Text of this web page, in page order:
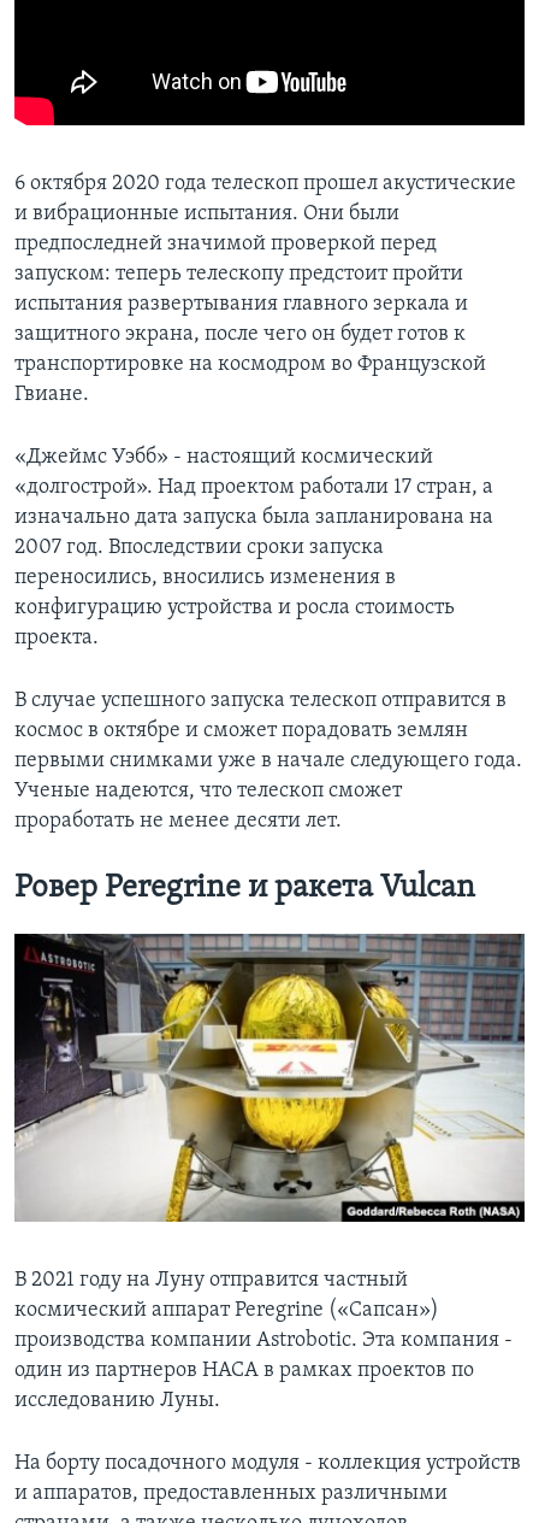
6 октября 2020 года телескоп прошел акустические
и вибрационные испытания. Они были
предпоследней значимой проверкой перед
запуском: теперь телескопу предстоит пройти
испытания развертывания главного зеркала и
защитного экрана, после чего он будет готов к
транспортировке на космодром во Французской
Гвиане.
«Джеймс Уэбб» - настоящий космический
«долгострой». Над проектом работали 17 стран, а
изначально дата запуска была запланирована на
2007 год. Впоследствии сроки запуска
переносились, вносились изменения в
конфигурацию устройства и росла стоимость
проекта.
В случае успешного запуска телескоп отправится в
космос в октябре и сможет порадовать землян
первыми снимками уже в начале следующего года.
Ученые надеются, что телескоп сможет
проработать не менее десяти лет.
Ровер Peregrine и ракета Vulcan
В 2021 году на Луну отправится частный
космический аппарат Peregrine («Сапсан»)
производства компании Astrobotic. Эта компания -
один из партнеров НАСА в рамках проектов по
исследованию Луны.
На борту посадочного модуля - коллекция устройств
и аппаратов, предоставленных различными